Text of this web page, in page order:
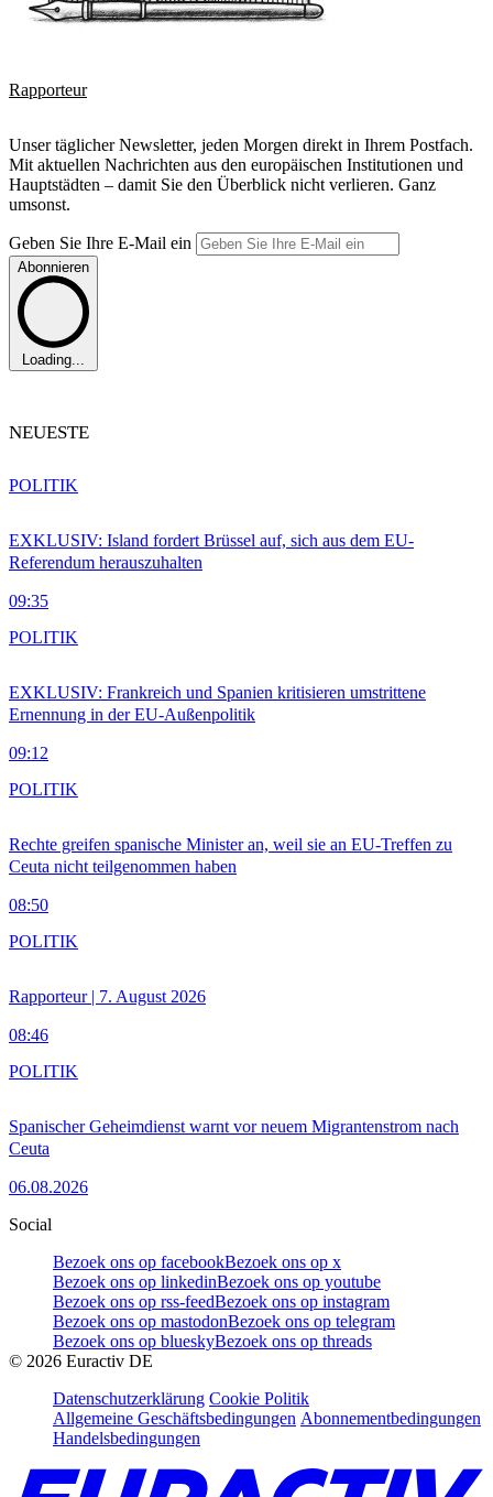
Rapporteur
Unser täglicher Newsletter, jeden Morgen direkt in Ihrem Postfach.
Mit aktuellen Nachrichten aus den europäischen Institutionen und
Hauptstädten – damit Sie den Überblick nicht verlieren. Ganz
umsonst.
Geben Sie Ihre E-Mail ein
Abonnieren
Loading...
NEUESTE
EXKLUSIV: Island fordert Brüssel auf, sich aus dem EU-
Referendum herauszuhalten
09:35
POLITIK
EXKLUSIV: Frankreich und Spanien kritisieren umstrittene
Ernennung in der EU-Außenpolitik
09:12
POLITIK
Rechte greifen spanische Minister an, weil sie an EU-Treffen zu
Ceuta nicht teilgenommen haben
08:50
POLITIK
Rapporteur | 7. August 2026
08:46
POLITIK
Spanischer Geheimdienst warnt vor neuem Migrantenstrom nach
Ceuta
06.08.2026
POLITIK
Social
Bezoek ons op facebookBezoek ons op x
Bezoek ons op linkedinBezoek ons op youtube
Bezoek ons op rss-feedBezoek ons op instagram
Bezoek ons op mastodonBezoek ons op telegram
Bezoek ons op blueskyBezoek ons op threads
© 2026 Euractiv DE
Datenschutzerklärung Cookie Politik
Allgemeine Geschäftsbedingungen Abonnementbedingungen
Handelsbedingungen